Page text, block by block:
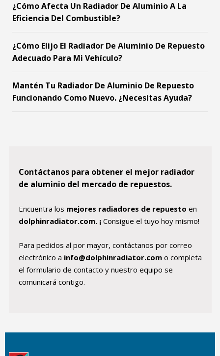
¿Cómo Afecta Un Radiador De Aluminio A La
Eficiencia Del Combustible?
¿Cómo Elijo El Radiador De Aluminio De Repuesto
Adecuado Para Mi Vehículo?
Mantén Tu Radiador De Aluminio De Repuesto
Funcionando Como Nuevo. ¿Necesitas Ayuda?
Contáctanos para obtener el mejor radiador
de aluminio del mercado de repuestos.
Encuentra los mejores radiadores de repuesto en
dolphinradiator.com. ¡Consigue el tuyo hoy mismo!
Para pedidos al por mayor, contáctanos por correo
electrónico a info@dolphinradiator.como completa
el formulario de contacto y nuestro equipo se
comunicará contigo.